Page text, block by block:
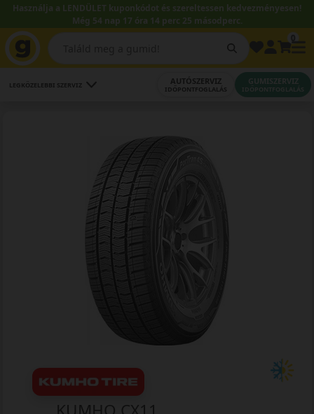
Használja a LENDÜLET kuponkódot és szereltessen kedvezményesen!
Még 54 nap 17 óra 14 perc 24 másodperc.
LEGKÖZELEBBI SZERVIZ AUTÓSZERVIZ
IDŐPONTFOGLALÁS
GUMISZERVIZ
IDŐPONTFOGLALÁS